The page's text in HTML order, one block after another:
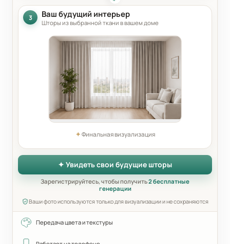
3 Ваш будущий интерьер
Шторы из выбранной ткани в вашем доме
✦Финальная визуализация
✦ Увидеть свои будущие шторы
Зарегистрируйтесь, чтобы получить2 бесплатные
генерации
Ваши фото используются только для визуализации и не сохраняются
Передача цвета и текстуры